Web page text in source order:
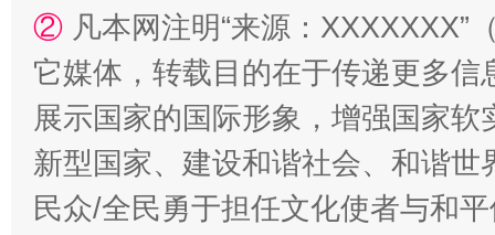
② 凡本网注明“来源：
它媒体，转载目的在于传递更多
展示国家的国际形象，增强国家
新型国家、建设和谐社会、和谐
民众/全民勇于担任文化使者与和